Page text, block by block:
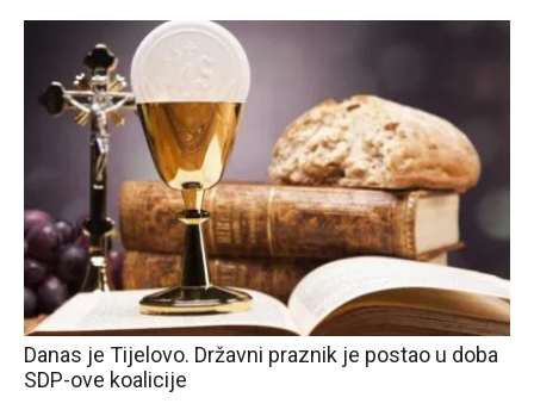
Danas je Tijelovo. Državni praznik je postao u doba
SDP-ove koalicije